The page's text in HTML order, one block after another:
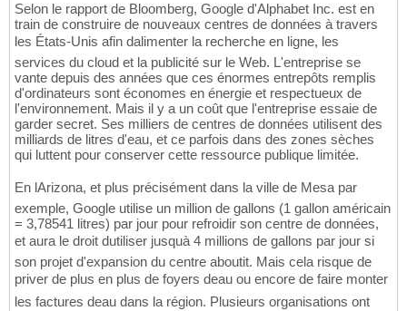
Selon le rapport de Bloomberg, Google d'Alphabet Inc. est en
train de construire de nouveaux centres de données à travers
les États-Unis afin dalimenter la recherche en ligne, les
services du cloud et la publicité sur le Web. L'entreprise se
vante depuis des années que ces énormes entrepôts remplis
d'ordinateurs sont économes en énergie et respectueux de
l'environnement. Mais il y a un coût que l'entreprise essaie de
garder secret. Ses milliers de centres de données utilisent des
milliards de litres d'eau, et ce parfois dans des zones sèches
qui luttent pour conserver cette ressource publique limitée.
En lArizona, et plus précisément dans la ville de Mesa par
exemple, Google utilise un million de gallons (1 gallon américain
= 3,78541 litres) par jour pour refroidir son centre de données,
et aura le droit dutiliser jusquà 4 millions de gallons par jour si
son projet d'expansion du centre aboutit. Mais cela risque de
priver de plus en plus de foyers deau ou encore de faire monter
les factures deau dans la région. Plusieurs organisations ont